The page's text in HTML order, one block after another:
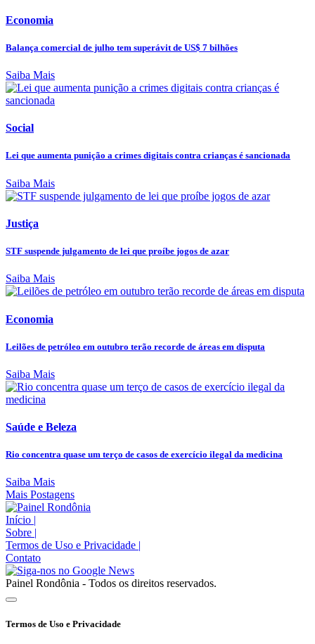
Economia
Balança comercial de julho tem superávit de US$ 7 bilhões
Saiba Mais
Social
Lei que aumenta punição a crimes digitais contra crianças é sancionada
Saiba Mais
Justiça
STF suspende julgamento de lei que proíbe jogos de azar
Saiba Mais
Economia
Leilões de petróleo em outubro terão recorde de áreas em disputa
Saiba Mais
Saúde e Beleza
Rio concentra quase um terço de casos de exercício ilegal da medicina
Saiba Mais
Mais Postagens
Início
Sobre
Termos de Uso e Privacidade
Contato
Painel Rondônia - Todos os direitos reservados.
Termos de Uso e Privacidade